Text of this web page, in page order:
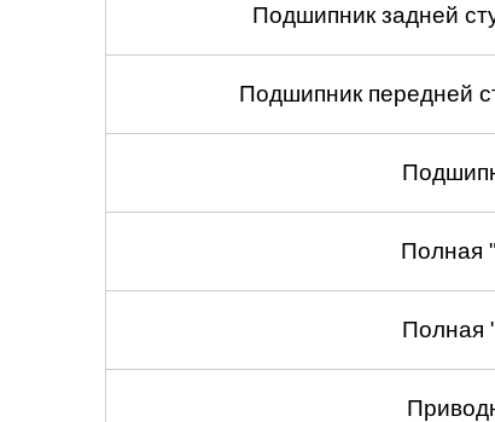
Подшипник задней
Подшипник передней
Полная
Полная